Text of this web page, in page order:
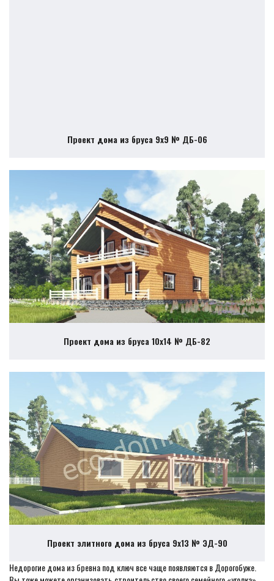
Проект дома из бруса 9х9 № ДБ-06
Проект дома из бруса 10х14 № ДБ-82
Проект элитного дома из бруса 9х13 № ЭД-90
Недорогие дома из бревна под ключ все чаще появляются в Дорогобуже.